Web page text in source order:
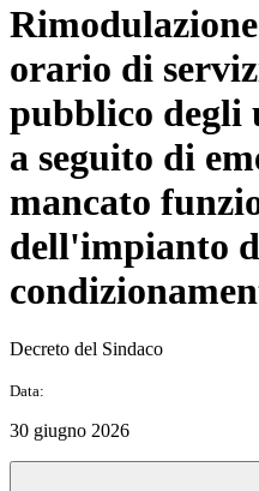
orario di
pubblico degli
a seguito di
mancato
dell'impianto
Decreto del Sindaco
Data:
30 giugno 2026